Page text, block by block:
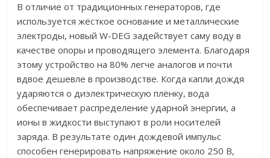
В отличие от традиционных генераторов, где
используется жёсткое основание и металлические
электроды, новый W-DEG задействует саму воду в
качестве опоры и проводящего элемента. Благодаря
этому устройство на 80% легче аналогов и почти
вдвое дешевле в производстве. Когда капли дождя
ударяются о диэлектрическую плёнку, вода
обеспечивает распределение ударной энергии, а
ионы в жидкости выступают в роли носителей
заряда. В результате один дождевой импульс
способен генерировать напряжение около 250 В,